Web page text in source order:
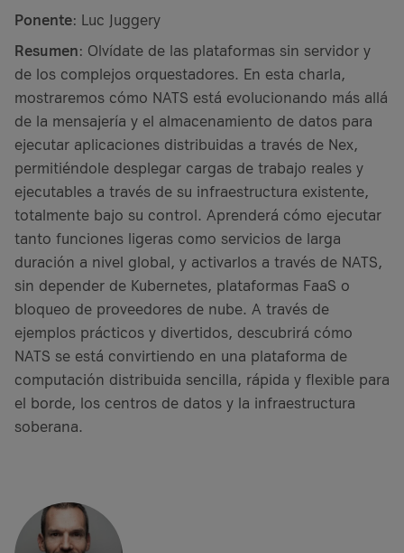
Ponente: Luc Juggery
Resumen: Olvídate de las plataformas sin servidor y
de los complejos orquestadores. En esta charla,
mostraremos cómo NATS está evolucionando más allá
de la mensajería y el almacenamiento de datos para
ejecutar aplicaciones distribuidas a través de Nex,
permitiéndole desplegar cargas de trabajo reales y
ejecutables a través de su infraestructura existente,
totalmente bajo su control. Aprenderá cómo ejecutar
tanto funciones ligeras como servicios de larga
duración a nivel global, y activarlos a través de NATS,
sin depender de Kubernetes, plataformas FaaS o
bloqueo de proveedores de nube. A través de
ejemplos prácticos y divertidos, descubrirá cómo
NATS se está convirtiendo en una plataforma de
computación distribuida sencilla, rápida y flexible para
el borde, los centros de datos y la infraestructura
soberana.